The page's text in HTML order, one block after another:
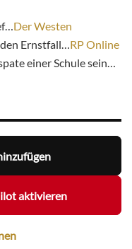
Der Westen
Ernstfall…RP Online
einer Schule sein…
aktivieren